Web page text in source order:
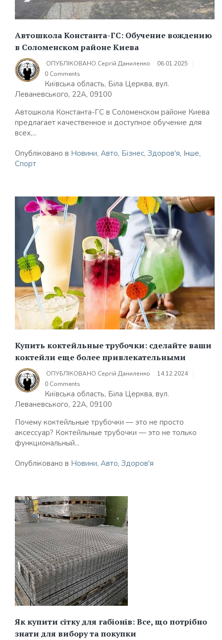
Автошкола Константа-ГС: Обучение вождению
в Соломенском районе Киева
ОПУБЛІКОВАНО Сергій Даниленко
06.01.2025
0 Comments
Київська область, Біла Церква, вул.
Леваневського, 22А, 09100
Автошкола Константа-ГС в Соломенском районе Киева
предлагает качественное и доступное обучение для
всех,...
Опубліковано в Новини, Авто, Бізнес, Здоров'я, Інше,
Спорт
Купить коктейльные трубочки: сделайте ваши
коктейли еще более привлекательными
ОПУБЛІКОВАНО Сергій Даниленко
14.12.2024
0 Comments
Київська область, Біла Церква, вул.
Леваневського, 22А, 09100
Почему коктейльные трубочки — это не просто
аксессуар? Коктейльные трубочки — это не только
функциональный...
Опубліковано в Новини, Авто, Здоров'я
Як купити сітку для габіонів: Все, що потрібно
знати для вибору та покупки